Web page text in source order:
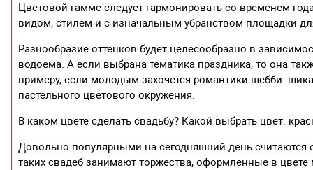
Цветовой гамме следует гармонировать со временем
видом, стилем и с изначальным убранством площадки
Разнообразие оттенков будет целесообразно в
водоема. А если выбрана тематика праздника, то она
примеру, если молодым захочется романтики
пастельного цветового окружения.
В каком цвете сделать свадьбу? Какой выбрать цвет:
Довольно популярными на сегодняшний день
таких свадеб занимают торжества, оформленные в цвете